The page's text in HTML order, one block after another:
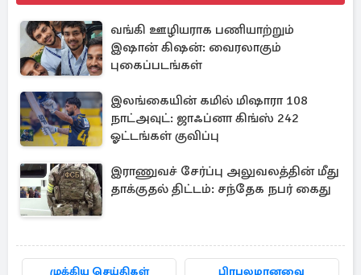
வங்கி ஊழியராக பணியாற்றும்
இஷான் கிஷன்: வைரலாகும்
புகைப்படங்கள்
இலங்கையின் கமில் மிஷாரா 108
நாட்அவுட்: ஜாஃப்னா கிங்ஸ் 242
ஓட்டங்கள் குவிப்பு
இராணுவச் சேர்ப்பு அலுவலத்தின் மீது
தாக்குதல் திட்டம்: சந்தேக நபர் கைது
முக்கிய செய்திகள் பிரபலமானவை